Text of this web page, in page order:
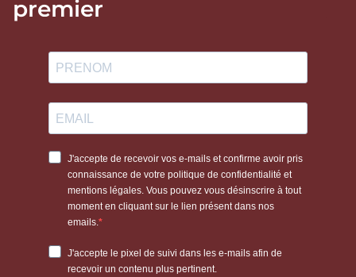
favorisant la compréhension du cheval.
Une conception pensée
pour la compréhension
du cheval
Les mors Velari sont développés en tenant compte de la
morphologie de la bouche du chevalet de la manière
dont les pressions s’exercent sur la langue, les barres et les
commissures. Les formes sont étudiées pour offrir un
contact lisible et cohérent, tout en limitant les points de
pression inutiles.
favoriser un contact stable et constant
accompagner la décontraction et la disponibilité du cheval
éviter les actions parasites liées à une mauvaise répartition
premier